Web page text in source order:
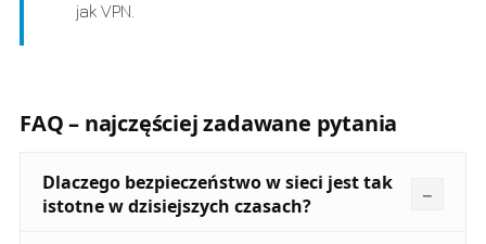
jak VPN.
FAQ – najczęściej zadawane pytania
Dlaczego bezpieczeństwo w sieci jest tak
istotne w dzisiejszych czasach?